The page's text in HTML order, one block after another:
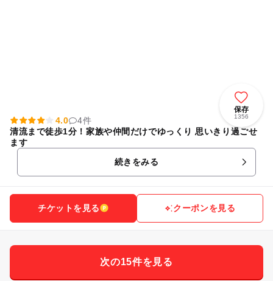
保存
1356
4.0
4件
清流まで徒歩1分！家族や仲間だけでゆっくり 思いきり過ごせ
ます
続きをみる
チケットを見る クーポンを見る
次の15件を見る